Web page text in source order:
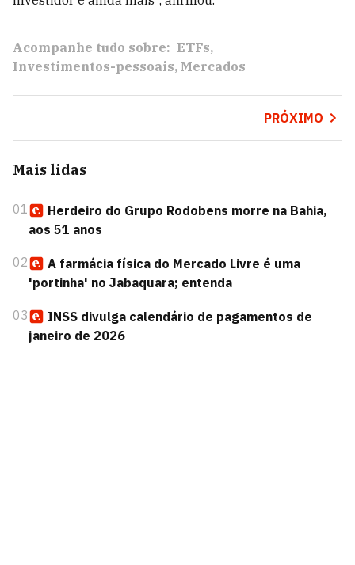
Acompanhe tudo sobre: ETFs
Investimentos-pessoais Mercados
PRÓXIMO
Mais lidas
01
Herdeiro do Grupo Rodobens morre na Bahia,
aos 51 anos
02
A farmácia física do Mercado Livre é uma
'portinha' no Jabaquara; entenda
03
INSS divulga calendário de pagamentos de
janeiro de 2026